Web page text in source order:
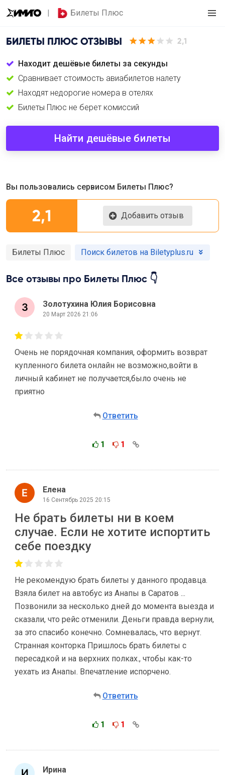
Билеты Плюс
БИЛЕТЫ ПЛЮС ОТЗЫВЫ 2,1
Находит дешёвые билеты за секунды
Сравнивает стоимость авиабилетов налету
Находят недорогие номера в отелях
Билеты Плюс не берет комиссий
Найти дешёвые билеты
Вы пользовались сервисом Билеты Плюс?
2,1 Добавить отзыв
Билеты Плюс Поиск билетов на Biletyplus.ru
Все отзывы про Билеты Плюс 👇
Золотухина Юлия Борисовна
20 Март 2026 21:06
Очень не порядочная компания, оформить возврат
купленного билета онлайн не возможно,войти в
личный кабинет не получается,было очень не
приятно
Ответить
1 1
Елена
16 Сентябрь 2025 20:15
Не брать билеты ни в коем
случае. Если не хотите испортить
себе поездку
Не рекомендую брать билеты у данного продавца.
Взяла билет на автобус из Анапы в Саратов ...
Позвонили за несколько дней до момента выезда и
сказали, что рейс отменили. Деньги правда вернули,
за это спасибо конечно. Сомневалась, что вернут.
Странная конторка Пришлось брать билеты с
пересадкой и на верхних полках., чтобы как-то
уехать из Анапы. Впечатление испорчено.
Ответить
1 1
Ирина